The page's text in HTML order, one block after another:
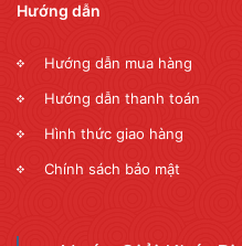
Hướng dẫn
Hướng dẫn mua hàng
Hướng dẫn thanh toán
Hình thức giao hàng
Chính sách bảo mật